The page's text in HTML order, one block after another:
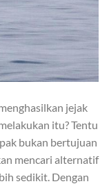
jejak
itu? Tentu
bukan bertujuan
mencari alternatif
sedikit. Dengan